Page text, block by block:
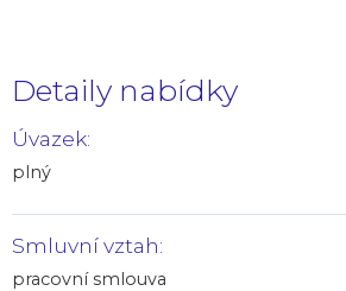
Detaily nabídky
Úvazek:
plný
Smluvní vztah:
pracovní smlouva